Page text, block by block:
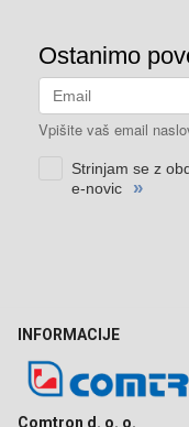
INFORMACIJE
Comtron d. o. o.